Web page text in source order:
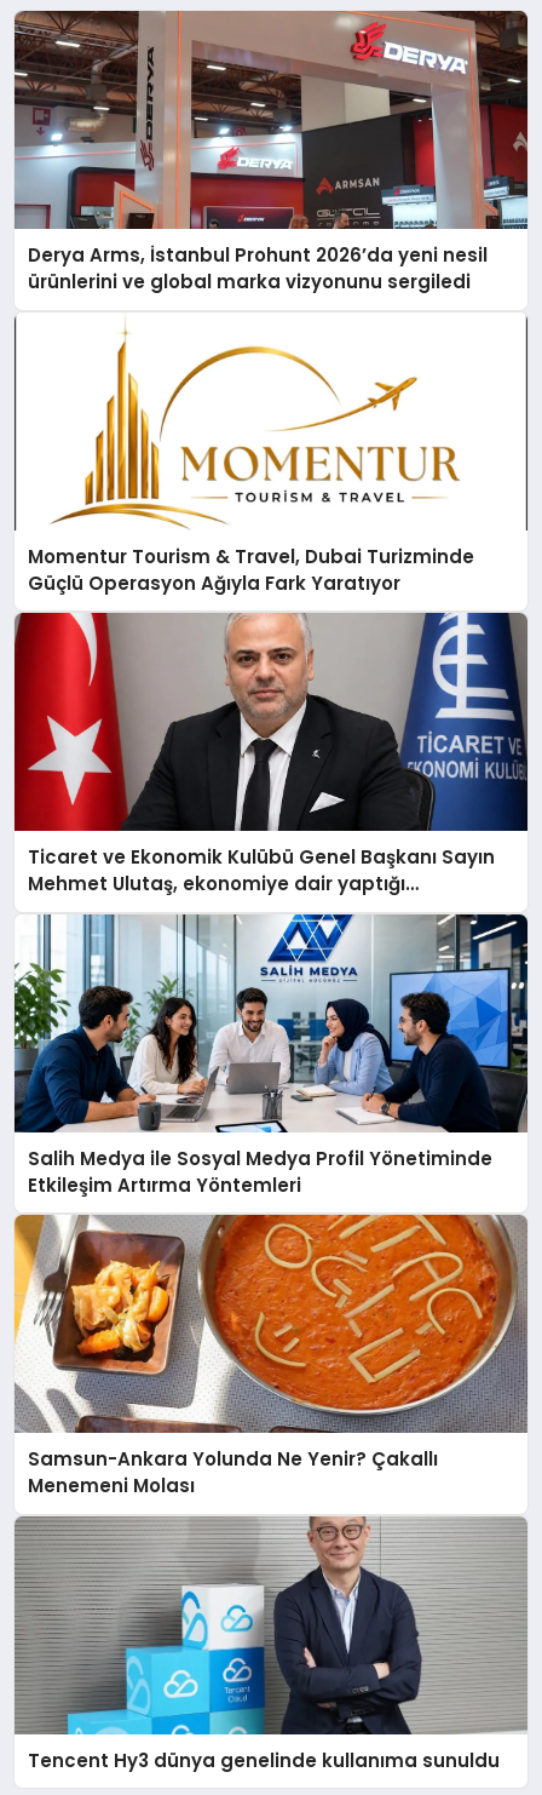
Derya Arms, İstanbul Prohunt 2026’da yeni nesil
ürünlerini ve global marka vizyonunu sergiledi
Momentur Tourism & Travel, Dubai Turizminde
Güçlü Operasyon Ağıyla Fark Yaratıyor
Ticaret ve Ekonomik Kulübü Genel Başkanı Sayın
Mehmet Ulutaş, ekonomiye dair yaptığı
açıklamada şunları kaydetti:
Salih Medya ile Sosyal Medya Profil Yönetiminde
Etkileşim Artırma Yöntemleri
Samsun-Ankara Yolunda Ne Yenir? Çakallı
Menemeni Molası
Tencent Hy3 dünya genelinde kullanıma sunuldu